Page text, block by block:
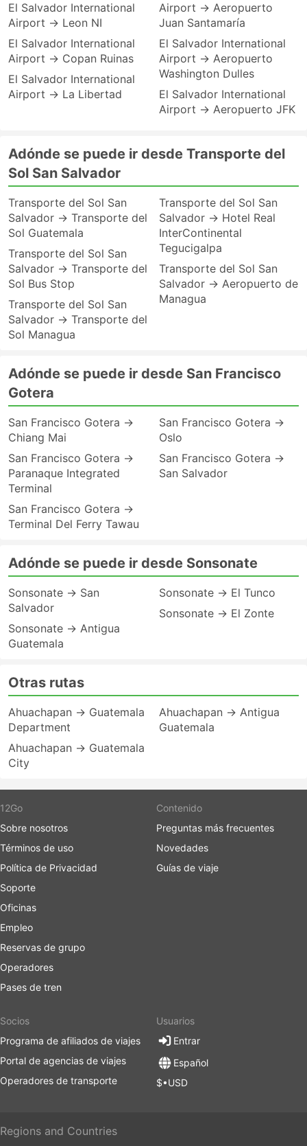
El Salvador International
Airport → Leon NI
El Salvador International
Airport → Copan Ruinas
El Salvador International
Airport → La Libertad
Airport → Aeropuerto
Juan Santamaría
El Salvador International
Airport → Aeropuerto
Washington Dulles
El Salvador International
Airport → Aeropuerto JFK
Adónde se puede ir desde Transporte del
Sol San Salvador
Transporte del Sol San
Salvador → Transporte del
Sol Guatemala
Transporte del Sol San
Salvador → Transporte del
Sol Bus Stop
Transporte del Sol San
Salvador → Transporte del
Sol Managua
Transporte del Sol San
Salvador → Hotel Real
InterContinental
Tegucigalpa
Transporte del Sol San
Salvador → Aeropuerto de
Managua
Adónde se puede ir desde San Francisco
Gotera
San Francisco Gotera →
Chiang Mai
San Francisco Gotera →
Paranaque Integrated
Terminal
San Francisco Gotera →
Terminal Del Ferry Tawau
San Francisco Gotera →
Oslo
San Francisco Gotera →
San Salvador
Adónde se puede ir desde Sonsonate
Sonsonate → San
Salvador
Sonsonate → Antigua
Guatemala
Sonsonate → El Tunco
Sonsonate → El Zonte
Otras rutas
Ahuachapan → Guatemala
Department
Ahuachapan → Guatemala
City
Ahuachapan → Antigua
Guatemala
12Go
Sobre nosotros
Términos de uso
Política de Privacidad
Soporte
Oficinas
Empleo
Reservas de grupo
Operadores
Pases de tren
Contenido
Preguntas más frecuentes
Novedades
Guías de viaje
Socios
Programa de afiliados de viajes
Portal de agencias de viajes
Operadores de transporte
Usuarios
Entrar
Español
$•USD
Regions and Countries